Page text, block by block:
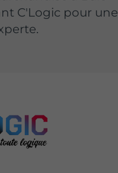
C'Logic pour une